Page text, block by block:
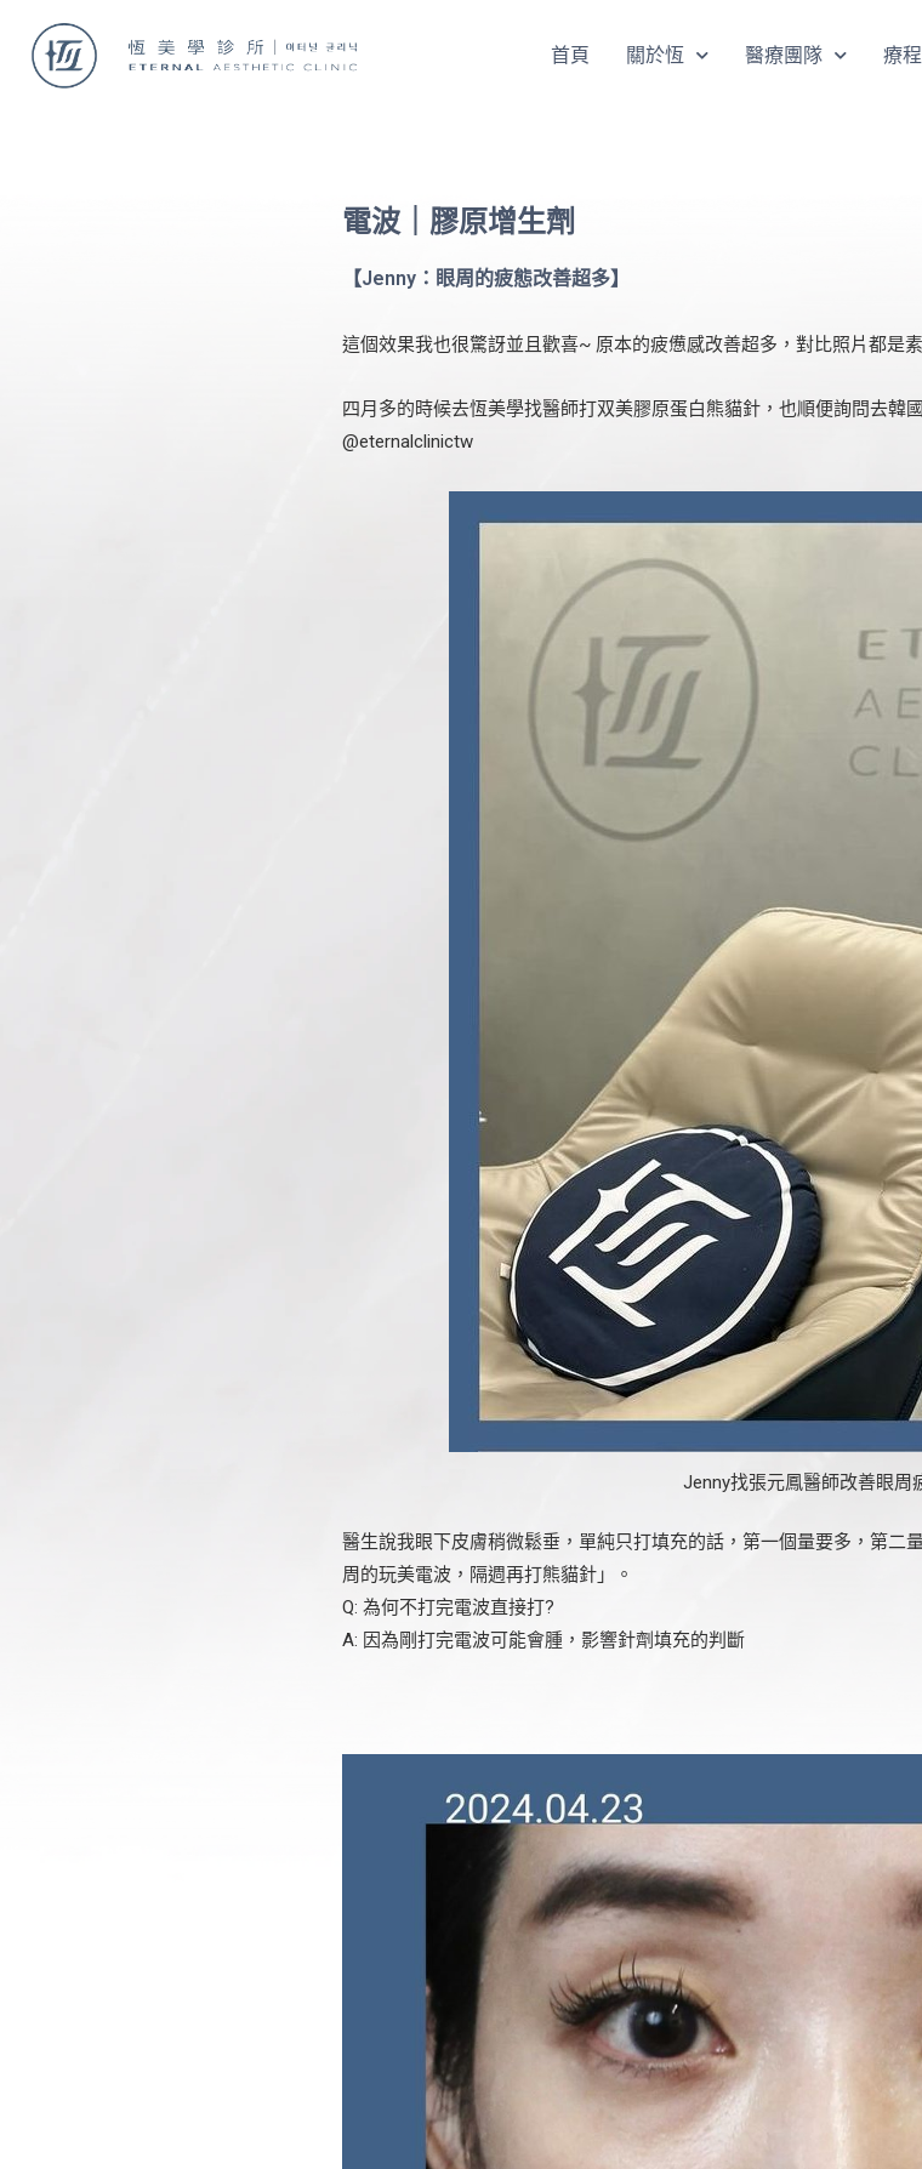
首頁 關於恆 醫療團隊 療
電波｜膠原增生劑
【Jenny：眼周的疲態改善超多】
這個效果我也很驚訝並且歡喜~ 原本的疲憊感改善超多，對比照片都是
四月多的時候去恆美學找醫師打双美膠原蛋白熊貓針，也順便詢問去韓
@eternalclinictw
Jenny找張元鳳醫師改善眼周
醫生說我眼下皮膚稍微鬆垂，單純只打填充的話，第一個量要多，第二
周的玩美電波，隔週再打熊貓針」。
Q: 為何不打完電波直接打?
A: 因為剛打完電波可能會腫，影響針劑填充的判斷